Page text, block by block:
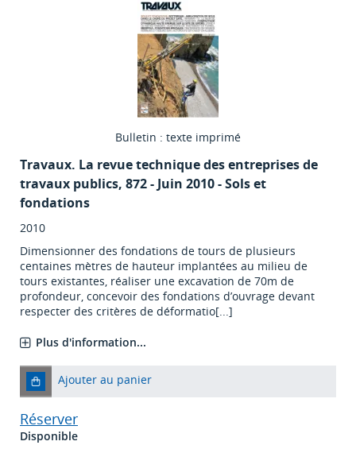
Bulletin : texte imprimé
Travaux. La revue technique des entreprises de
travaux publics, 872 - Juin 2010 - Sols et
fondations
2010
Dimensionner des fondations de tours de plusieurs
centaines mètres de hauteur implantées au milieu de
tours existantes, réaliser une excavation de 70m de
profondeur, concevoir des fondations d’ouvrage devant
respecter des critères de déformatio[...]
Plus d'information...
Ajouter au panier
Réserver
Disponible